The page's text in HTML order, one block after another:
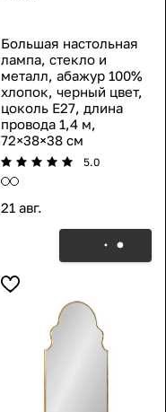
Большая настольная
лампа, стекло и
металл, абажур 100%
хлопок, черный цвет,
цоколь E27, длина
провода 1,4 м,
72×38×38 см
5.0
21 авг.